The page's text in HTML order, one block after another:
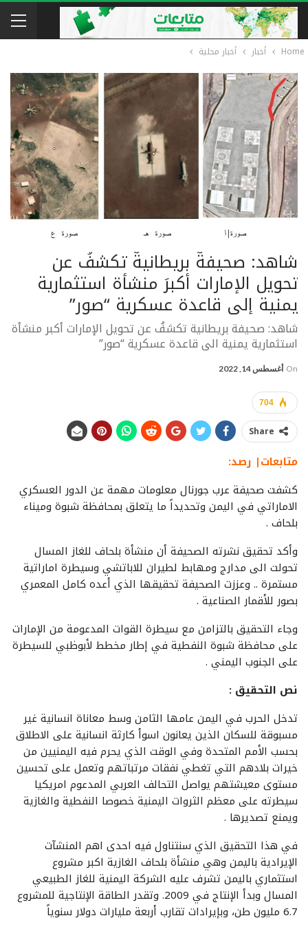
Home أخبار أخبار محلية
شاهد: صحيفةٌ بريطانيةٌ تكشفُ عن
تحويل الإمارات أكبرَ منشأة استثمارية
يمنية إلى قاعدة عسكرية “صور”
شاهد: صحيفة بريطانية تكشفُ عن تحويل الإمارات أكبر منشأة
استثمارية يمنية الى قاعدة عسكرية “صور”
On أغسطس 14, 2022
704
Share
متابعات| رصد:
كشفت صحيفة عرب جورنال معلومات مهمة عن الدور العسكري
الاماراتي في اليمن وتحديداً ما يتعلق بمحافظة شبوة وميناء
بلحاف .
وأكد تحقيق نشرته الصحيفة أن منشأة بلحاف للغاز المسال
تحولت الى مدارج ومهابط لطيران للاباتشي وسيطرة اماراتية
مستمرة .. وعززت الصحيفة تحقيقها الذي أعده كامل المعمري
بصور للأقمار الصناعية .
وجاء التحقيق بالتزامن مع سيطرة القوات المدعومة من الإمارات
على محافظة شبوة النفطية في إطار مخطط لأبوظبي للسيطرة
على الجنوب اليمني .
نص التحقيق :
تدخل الحرب في اليمن عامها الثامن وسط معاناة انسانية غير
مسبوقة للسكان الذين يعانون اسوأ كارثة انسانية على الاطلاق
بحسب الأمم المتحدة وفي الوقت الذي يحرم فيه اليمنيين من
خيرات بلادهم التي تغطي نفقات مرتباتهم وتعمل على تحسين
مستوى معيشتهم يواصل التحالف العربي المدعوم امريكيا
سيطرته على معظم الثروات اليمنية خصوصا النفطية والغازية
ويمنع تصديرها .
في هذا التحقيق الذي سنتناول فيه احدى اهم المنشآت
الإيرادية باليمن وهي منشأة بلحاف الغازية اكبر مشروع
استثماري باليمن تشرف عليه الشركة اليمنية للغاز الطبيعي
المسال وبدأ الإنتاج في 2009. وتقدر الطاقة الإنتاجية للمشروع
6.7 مليون طن، وبإيرادات تقارب أربعة مليارات دولار سنوياً